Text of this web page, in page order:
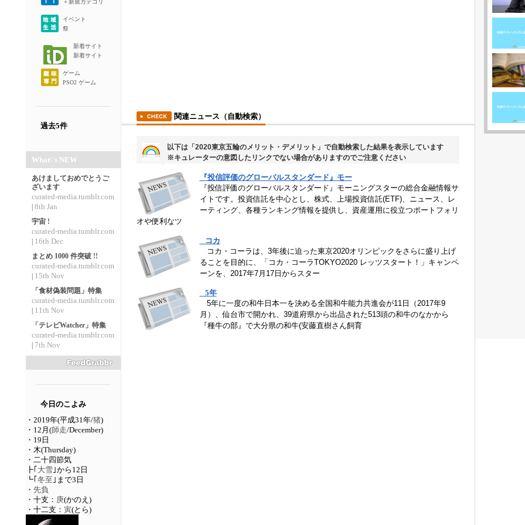
関連ニュース（自動検索）
以下は「2020東京五輪のメリット・デメリット」で自動検索した結果を表示しています
※キュレーターの意図したリンクでない場合がありますのでご注意ください
『投信評価のグローバルスタンダード』モー
『投信評価のグローバルスタンダード』モーニングスターの総合金融情報サ
イトです。投資信託を中心とし、株式、上場投資信託(ETF)、ニュース、レ
ーティング、各種ランキング情報を提供し、資産運用に役立つポートフォリ
オや便利なツ
コカ
コカ・コーラは、3年後に迫った東京2020オリンピックをさらに盛り上げ
ることを目的に、「コカ・コーラTOKYO2020 レッツスタート！」キャンペ
ーンを、2017年7月17日からスター
5年
5年に一度の和牛日本一を決める全国和牛能力共進会が11日（2017年9
月）、仙台市で開かれ、39道府県から出品された513頭の和牛のなかから
『種牛の部』で大分県の和牛(安藤直樹さん飼育
＋新規カテゴリ
イベント
祭
新着サイト
新着サイト
ゲーム
PSO2 ゲーム
過去5件
What\'s NEW
あけましておめでとうご
ざいます
curated-media.tumblr.com
8th Jan
宇宙 !
curated-media.tumblr.com
16th Dec
まとめ 1000 件突破 !!
curated-media.tumblr.com
15th Nov
「食材偽装問題」特集
curated-media.tumblr.com
11th Nov
「テレビWatcher」特集
curated-media.tumblr.com
7th Nov
今日のこよみ
・2019年(平成31年/猪)
・12月(師走/December)
・19日
・木(Thursday)
・二十四節気
┣｢ 大雪｣から12日
┗｢ 冬至 ｣まで3日
・ 先負
・十支： 庚(かのえ)
・十二支： 寅(とら)